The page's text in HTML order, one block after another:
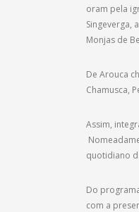
oram pela
Singeverga,
Monjas de
De Arouca
Chamusca,
Assim,
quotidiano
Do
com a